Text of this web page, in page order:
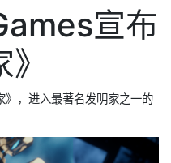
宣布
，进入最著名发明家之一的